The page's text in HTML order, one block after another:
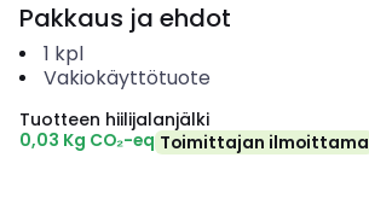
Pakkaus ja ehdot
1 kpl
Vakiokäyttötuote
Tuotteen hiilijalanjälki
0,03 Kg CO₂-eq Toimittajan ilmoittama